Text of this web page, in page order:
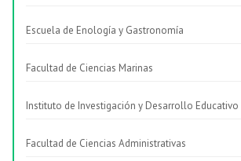
Escuela de Enología y Gastronomía
Facultad de Ciencias Marinas
Instituto de Investigación y Desarrollo Educativo
Facultad de Ciencias Administrativas